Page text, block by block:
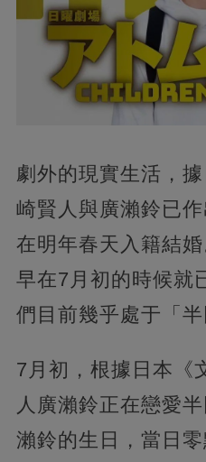
劇外的現實生活，
崎賢人與廣瀨鈴已
在明年春天入籍結
早在7月初的時候就
們目前幾乎處于「半
7月初，根據日本《
人廣瀨鈴正在戀愛
瀨鈴的生日，當日